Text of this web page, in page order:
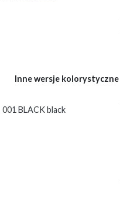
Inne wersje kolorystyczne
BLACK black